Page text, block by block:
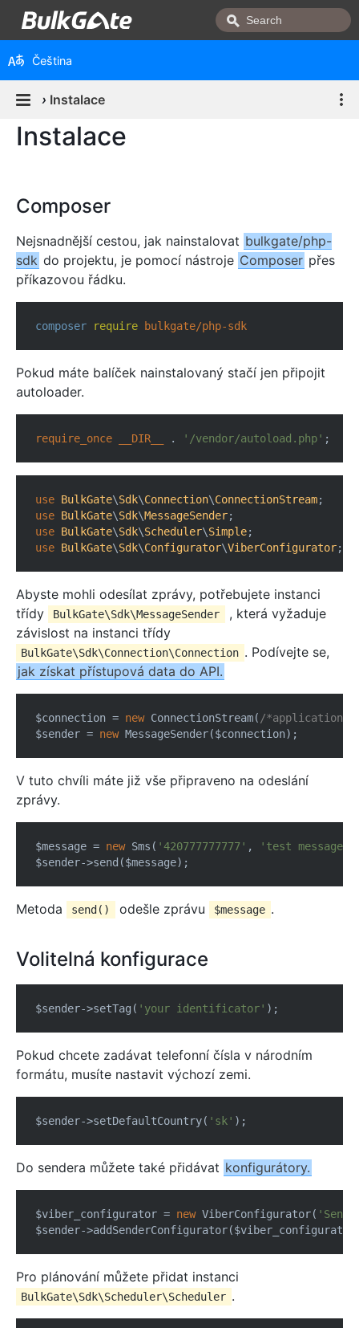
Čeština
› Instalace
Instalace
Composer
Nejsnadnější cestou, jak nainstalovat bulkgate/php-
sdk do projektu, je pomocí nástroje Composer přes
příkazovou řádku.
composer require
Pokud máte balíček nainstalovaný stačí jen připojit
autoloader.
require_once __DIR__ . '/vendor/autoload.php'
use BulkGate\Sdk\Connection\ConnectionStream
use BulkGate\Sdk\MessageSender
use BulkGate\Sdk\Scheduler\Simple
use BulkGate\Sdk\Configurator\ViberConfigurator
Abyste mohli odesílat zprávy, potřebujete instanci
třídy
BulkGate\Sdk\MessageSender
, která vyžaduje
závislost na instanci třídy
BulkGate\Sdk\Connection\Connection . Podívejte se,
jak získat přístupová data do API.
$connection = new ConnectionStream( /
$sender = new
V tuto chvíli máte již vše připraveno na odeslání
zprávy.
$message = new Sms( '420777777777' , 'test message'
Metoda send() odešle zprávu $message .
Volitelná konfigurace
$sender->setTag( 'your identificator'
Pokud chcete zadávat telefonní čísla v národním
formátu, musíte nastavit výchozí zemi.
$sender->setDefaultCountry( 'sk'
Do sendera můžete také přidávat konfigurátory.
$viber_configurator = new ViberConfigurator(
Pro plánování můžete přidat instanci
BulkGate\Sdk\Scheduler\Scheduler .